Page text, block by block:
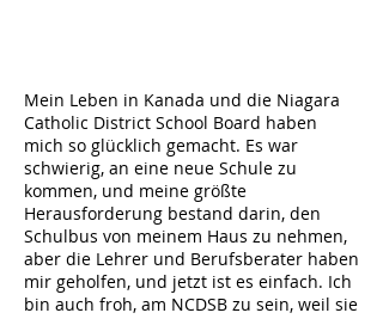
Mein Leben in Kanada und die Niagara
Catholic District School Board haben
mich so glücklich gemacht. Es war
schwierig, an eine neue Schule zu
kommen, und meine größte
Herausforderung bestand darin, den
Schulbus von meinem Haus zu nehmen,
aber die Lehrer und Berufsberater haben
mir geholfen, und jetzt ist es einfach. Ich
bin auch froh, am NCDSB zu sein, weil sie